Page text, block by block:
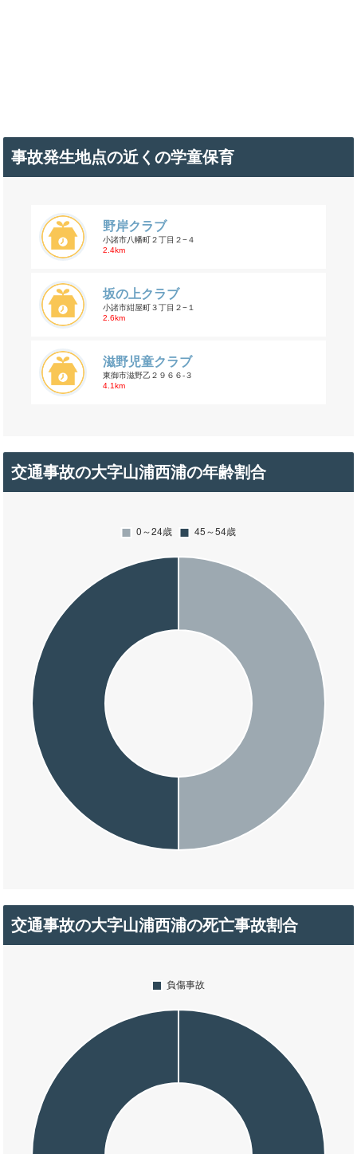
事故発生地点の近くの学童保育
野岸クラブ
小諸市八幡町２丁目２−４
2.4km
坂の上クラブ
小諸市紺屋町３丁目２−１
2.6km
滋野児童クラブ
東御市滋野乙２９６６-３
4.1km
交通事故の大字山浦西浦の年齢割合
交通事故の大字山浦西浦の死亡事故割合